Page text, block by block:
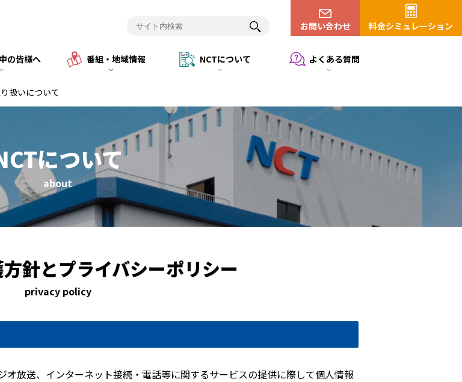
お問い合わせ 料金シミュレーション
の皆様へ 番組・地域情報 NCTについて よくある質問
扱いについて
について
about
針とプライバシーポリシー
privacy policy
放送、インターネット接続・電話等に関するサービスの提供に際して個人情報